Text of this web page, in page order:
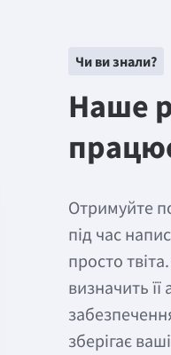
Чи ви знали?
Наше
Отримуйте
під час
просто
визначить
зберігає